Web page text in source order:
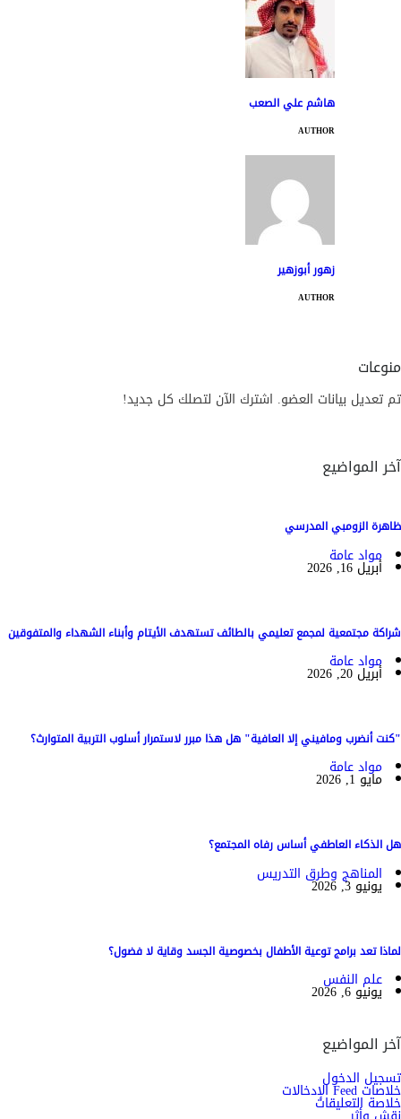
هاشم علي الصعب
AUTHOR
زهور أبوزهير
AUTHOR
منوعات
تم تعديل بيانات العضو. اشترك الآن لتصلك كل جديد!
آخر المواضيع
ظاهرة الزومبي المدرسي
مواد عامة
أبريل 16, 2026
شراكة مجتمعية لمجمع تعليمي بالطائف تستهدف الأيتام وأبناء الشهداء والمتفوقين
مواد عامة
أبريل 20, 2026
"كنت أنضرب ومافيني إلا العافية" هل هذا مبرر لاستمرار أسلوب التربية المتوارث؟
مواد عامة
مايو 1, 2026
هل الذكاء العاطفي أساس رفاه المجتمع؟
المناهج وطرق التدريس
يونيو 3, 2026
لماذا تعد برامج توعية الأطفال بخصوصية الجسد وقاية لا فضول؟
علم النفس
يونيو 6, 2026
آخر المواضيع
تسجيل الدخول
خلاصات Feed الإدخالات
خلاصة التعليقات